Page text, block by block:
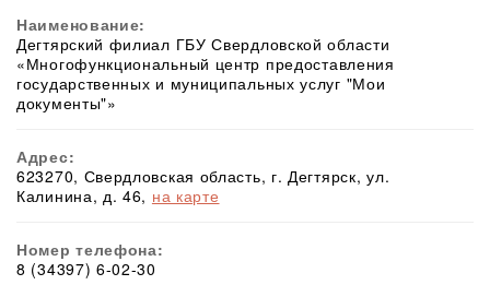
Наименование:
Дегтярский филиал ГБУ Свердловской области
«Многофункциональный центр предоставления
государственных и муниципальных услуг "Мои
документы"»
Адрес:
623270, Свердловская область, г. Дегтярск, ул.
Калинина, д. 46, на карте
Номер телефона:
8 (34397) 6-02-30